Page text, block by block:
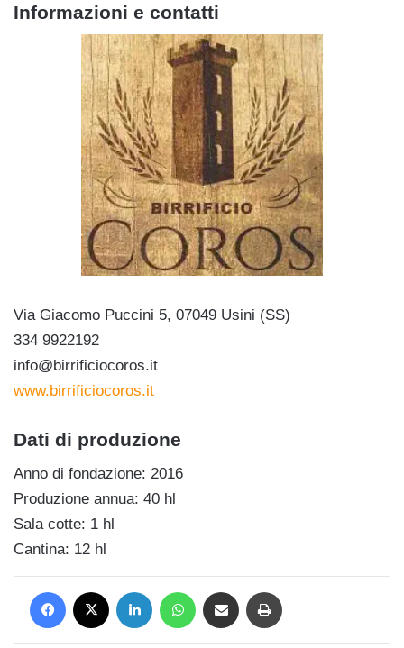
Informazioni e contatti
Via Giacomo Puccini 5, 07049 Usini (SS)
334 9922192
info@birrificiocoros.it
www.birrificiocoros.it
Dati di produzione
Anno di fondazione: 2016
Produzione annua: 40 hl
Sala cotte: 1 hl
Cantina: 12 hl
Facebook LinkedIn WhatsApp Condividi via mail